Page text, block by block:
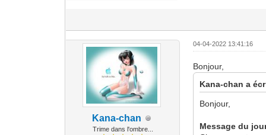
Kana-chan
Trime dans l'ombre...
04-04-2022 13:41:16
Bonjour,
Kana-chan a
Bonjour,
Message du